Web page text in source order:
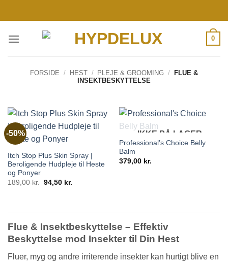
0
FORSIDE / HEST / PLEJE & GROOMING /
FLUE &
INSEKTBESKYTTELSE
-50%
Itch Stop Plus Skin Spray |
Beroligende Hudpleje til Heste
og Ponyer
189,00kr. Den
oprindelige
94,50 kr.
IKKE PÅ LAGER
Professional’s Choice Belly
Balm
379,00 kr.
Flue & Insektbeskyttelse – Effektiv
Beskyttelse mod Insekter til Din Hest
Fluer, myg og andre irriterende insekter kan hurtigt blive en